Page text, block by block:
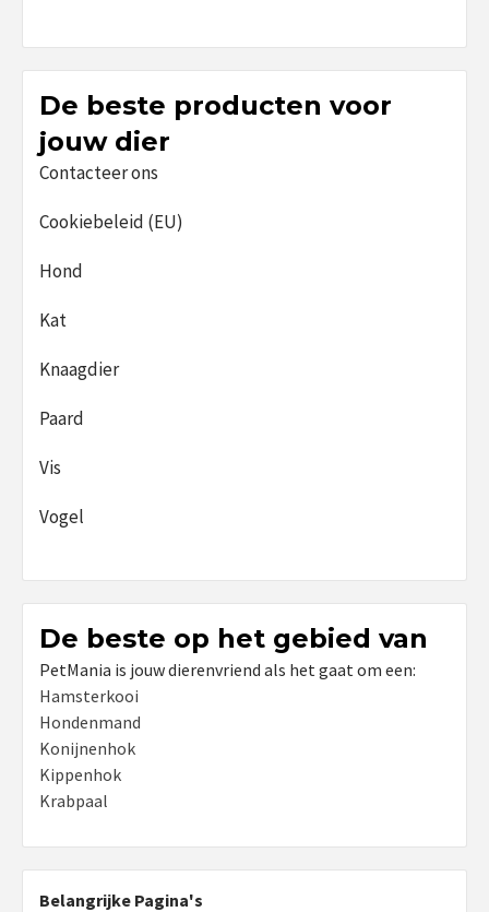
De beste producten voor
jouw dier
Contacteer ons
Cookiebeleid (EU)
Hond
Kat
Knaagdier
Paard
Vis
Vogel
De beste op het gebied van
PetMania is jouw dierenvriend als het gaat om een:
Hamsterkooi
Hondenmand
Konijnenhok
Kippenhok
Krabpaal
Belangrijke Pagina's